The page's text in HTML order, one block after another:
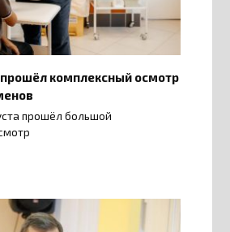
комплексный осмотр
прошёл большой